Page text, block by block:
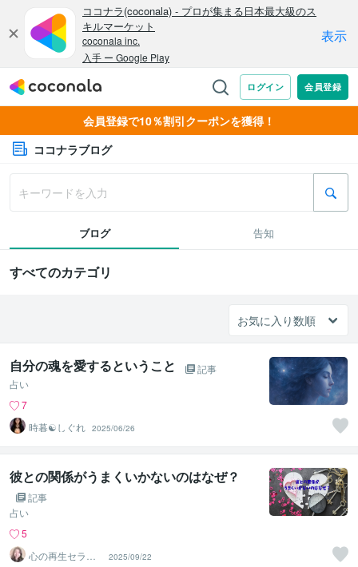
会員登録で10％割引クーポンを獲得！
ココナラブログ
ブログ 告知
すべてのカテゴリ
自分の魂を愛するということ
記事
占い
7
時暮☯しぐれ 2025/06/26
彼との関係がうまくいかないのはなぜ？
記事
占い
5
心の再生セラピ
2025/09/22